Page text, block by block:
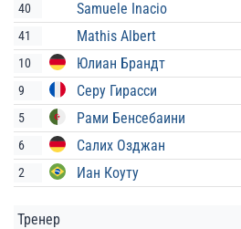
40 Samuele Inacio
41 Mathis Albert
10 Юлиан Брандт
9 Серу Гирасси
5 Рами Бенсебаини
6 Салих Озджан
2 Иан Коуту
Тренер